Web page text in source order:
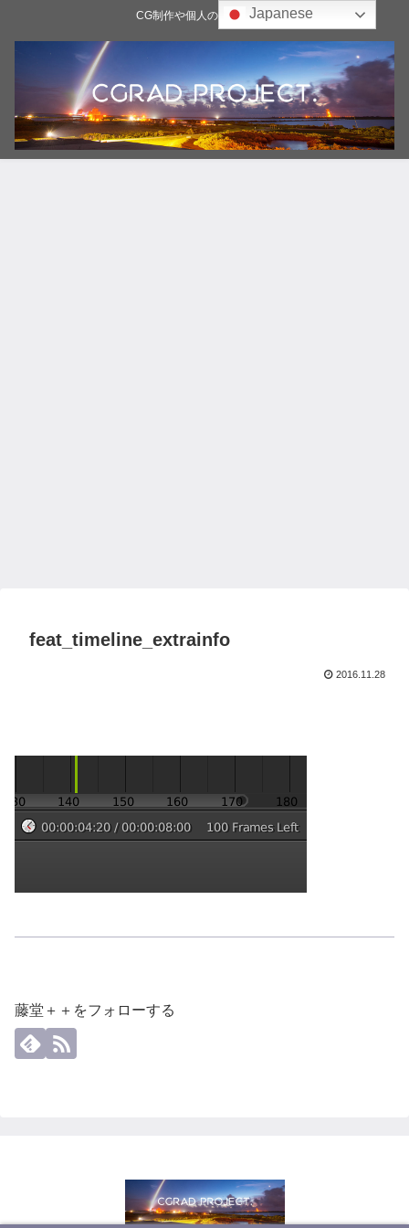
CG制作や個人の雑記ブログ
feat_timeline_extrainfo
2016.11.28
藤堂＋＋をフォローする
Japanese